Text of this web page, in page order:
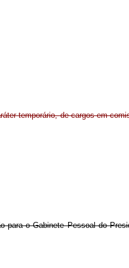
temporário, de cargos em
para o Gabinete Pessoal do